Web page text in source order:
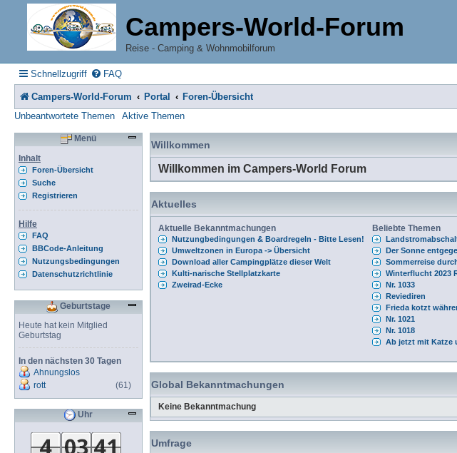
Campers-World-Forum
Reise - Camping & Wohnmobilforum
Schnellzugriff FAQ
Campers-World-Forum Portal
Foren-Übersicht
Unbeantwortete Themen
Aktive Themen
Willkommen
Willkommen im Campers-World Forum
Aktuelles
Aktuelle Bekanntmachungen Beliebte Themen
Nutzungbedingungen & Boardregeln - Bitte Lesen!
Umweltzonen in Europa -> Übersicht
Download aller Campingplätze dieser Welt
Kulti-narische Stellplatzkarte
Zweirad-Ecke
Der Sonne
Sommerreise
Winterflucht 2023
Nr. 1033
Reviediren
Frieda kotzt
Nr. 1021
Nr. 1018
Ab jetzt mit Katze
Global Bekanntmachungen
Keine Bekanntmachung
Umfrage
Menü
Inhalt
Foren-Übersicht
Suche
Registrieren
Hilfe
FAQ
BBCode-Anleitung
Nutzungsbedingungen
Datenschutzrichtlinie
Geburtstage
Heute hat kein Mitglied
Geburtstag
In den nächsten 30 Tagen
Ahnungslos
rott
(61)
Uhr